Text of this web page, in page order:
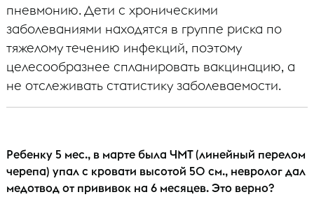
пневмонию. Дети с хроническими
заболеваниями находятся в группе риска по
тяжелому течению инфекций, поэтому
целесообразнее спланировать вакцинацию, а
не отслеживать статистику заболеваемости.
Ребенку 5 мес., в марте была ЧМТ (линейный перелом
черепа) упал с кровати высотой 50 см., невролог дал
медотвод от прививок на 6 месяцев. Это верно?